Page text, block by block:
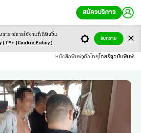
สมัครบริการ
หนังสือพิมพ์ ทั่วไทย ไทยรัฐฉบับพิมพ์
การณ์การใช้งานที่ดียิ่งขึ้น
และ (Cookie Policy)
รับทราบ